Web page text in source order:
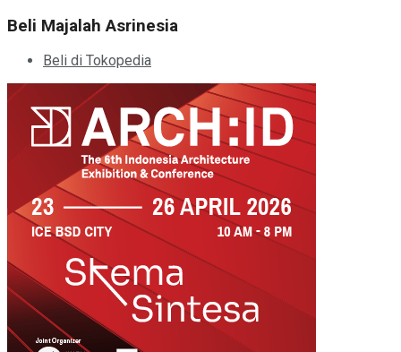
Beli Majalah Asrinesia
Beli di Tokopedia